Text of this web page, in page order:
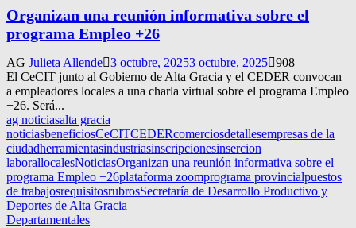
Organizan una reunión informativa sobre el
programa Empleo +26
AG Julieta Allende 3 octubre, 20253 octubre, 2025 908
El CeCIT junto al Gobierno de Alta Gracia y el CEDER convocan
a empleadores locales a una charla virtual sobre el programa Empleo
+26. Será...
ag noticiasalta gracia
noticiasbeneficiosCeCITCEDERcomerciosdetallesempresas de la
ciudadherramientasindustriasinscripcionesinsercion
laborallocalesNoticiasOrganizan una reunión informativa sobre el
programa Empleo +26plataforma zoomprograma provincialpuestos
de trabajosrequisitosrubrosSecretaría de Desarrollo Productivo y
Deportes de Alta Gracia
Departamentales